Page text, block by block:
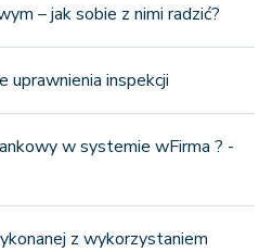
– jak sobie z nimi radzić?
inspekcji
w systemie wFirma ? -
z wykorzystaniem